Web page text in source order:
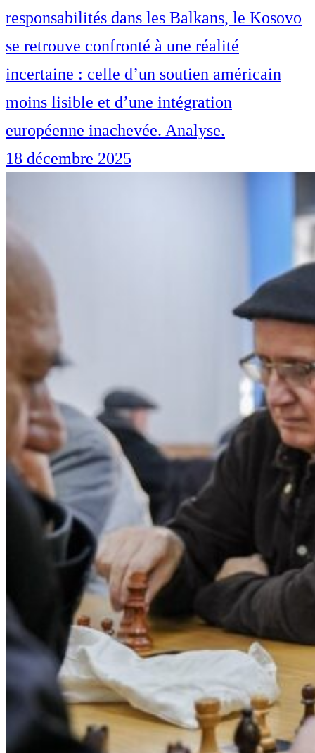
responsabilités dans les Balkans, le Kosovo
se retrouve confronté à une réalité
incertaine : celle d’un soutien américain
moins lisible et d’une intégration
européenne inachevée. Analyse.
18 décembre 2025